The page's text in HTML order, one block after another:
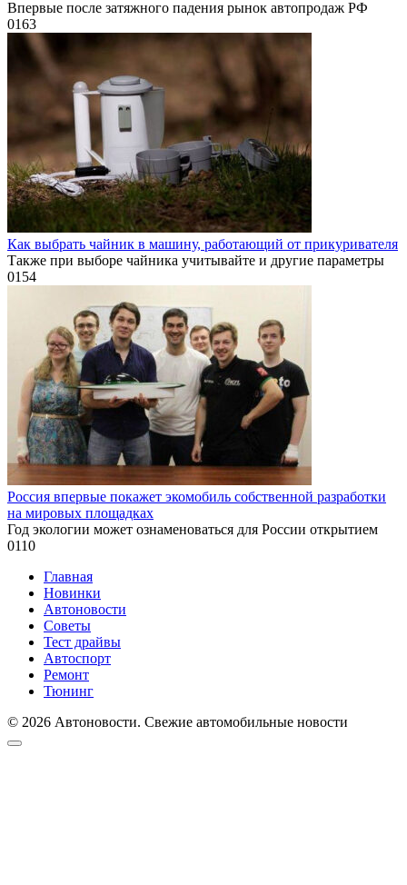
Впервые после затяжного падения рынок автопродаж РФ
0163
Как выбрать чайник в машину, работающий от прикуривателя
Также при выборе чайника учитывайте и другие параметры
0154
Россия впервые покажет экомобиль собственной разработки
на мировых площадках
Год экологии может ознаменоваться для России открытием
0110
Главная
Новинки
Автоновости
Советы
Тест драйвы
Автоспорт
Ремонт
Тюнинг
© 2026 Автоновости. Свежие автомобильные новости